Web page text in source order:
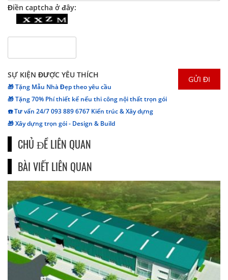
Điền captcha ở đây:
SỰ KIỆN ĐƯỢC YÊU THÍCH
🎁 Tặng Mẫu Nhà Đẹp theo yêu cầu
🎁 Tặng 70% Phí thiết kế nếu thi công nội thất trọn gói
☎️ Tư vấn 24/7 093 889 6767 Kiến trúc & Xây dựng
🎁 Xây dựng trọn gói - Design & Build
CHỦ ĐỀ LIÊN QUAN
BÀI VIẾT LIÊN QUAN